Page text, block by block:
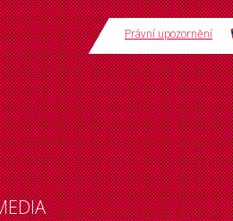
Právní upozornění